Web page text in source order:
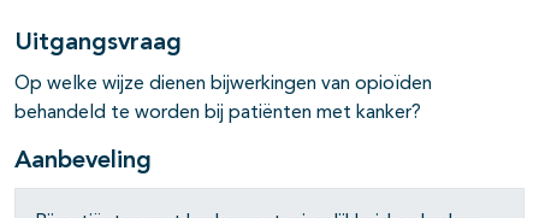
open- en dichtklappen
Uitgangsvraag
Op welke wijze dienen bijwerkingen van opioïden
behandeld te worden bij patiënten met kanker?
Aanbeveling